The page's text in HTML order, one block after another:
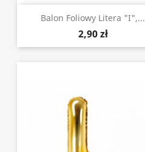
Balon Foliowy Litera "I",...
2,90 zł